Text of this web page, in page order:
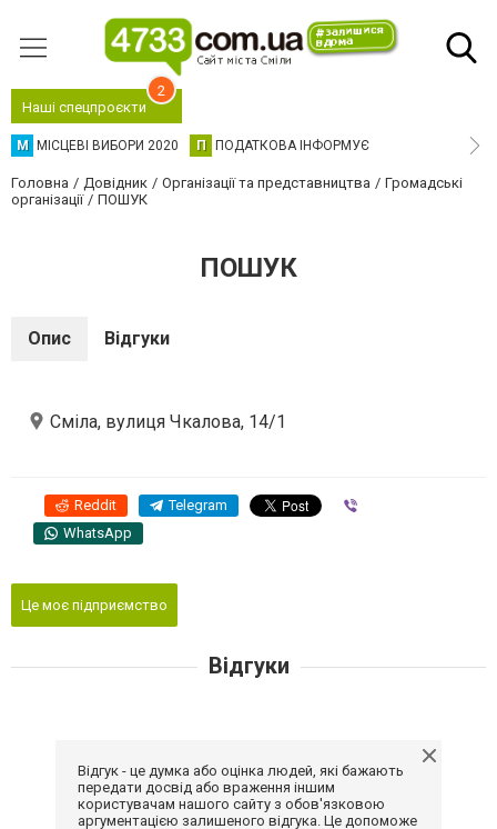
Наші спецпроєкти
2
М МІСЦЕВІ ВИБОРИ 2020 П ПОДАТКОВА ІНФОРМУЄ
Головна Довідник Організації та представництва
Громадські
організації
ПОШУК
ПОШУК
Опис Відгуки
Сміла, вулиця Чкалова, 14/1
Reddit Telegram
WhatsApp
Це моє підприємство
Відгуки
Відгук - це думка або оцінка людей, які бажають
передати досвід або враження іншим
користувачам нашого сайту з обов'язковою
аргументацією залишеного відгука. Це допоможе